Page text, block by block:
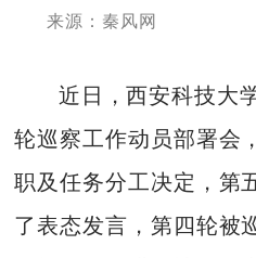
来源：秦风网
近日，西安科技大
轮巡察工作动员部署会
职及任务分工决定，第
了表态发言，第四轮被